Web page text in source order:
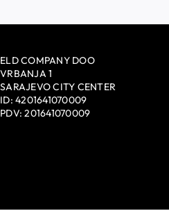
ELD COMPANY DOO
VRBANJA 1
SARAJEVO CITY CENTER
ID: 4201641070009
PDV: 201641070009